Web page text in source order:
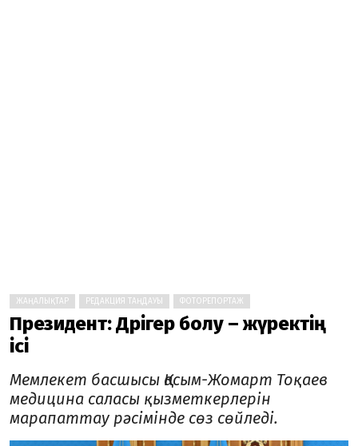
ЖАҢАЛЫҚТАР РЕДАКЦИЯ ТАҢДАУЫ ФОТОРЕПОРТАЖ
Президент: Дәрігер болу – жүректің
ісі
Мемлекет басшысы Қасым-Жомарт Тоқаев
медицина саласы қызметкерлерін
марапаттау рәсімінде сөз сөйледі.